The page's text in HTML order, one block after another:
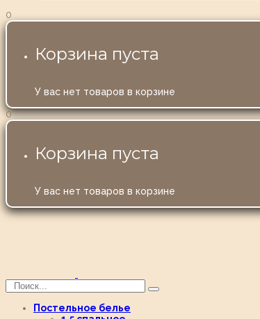
0
Корзина пуста
У вас нет товаров в корзине
0
Корзина пуста
У вас нет товаров в корзине
Постельное белье